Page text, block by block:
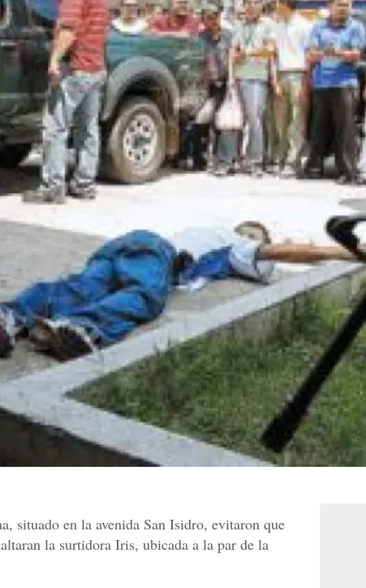
situado en la avenida San Isidro, evitaron que
la surtidora Iris, ubicada a la par de la